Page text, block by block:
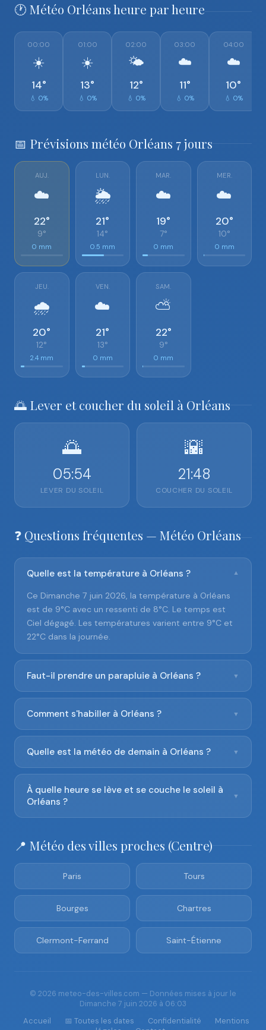
🕐 Météo Orléans heure par heure
00:00
☀️
14°
💧 0%
01:00
☀️
13°
💧 0%
02:00
🌤️
12°
💧 0%
03:00
☁️
11°
💧 0%
04:00
☁️
10°
💧 0%
📅 Prévisions météo Orléans 7 jours
AUJ.
☁️
22°
9°
0 mm
LUN.
🌦️
21°
14°
0.5 mm
MAR.
☁️
19°
7°
0 mm
MER.
☁️
20°
10°
0 mm
JEU.
🌧️
20°
12°
2.4 mm
VEN.
☁️
21°
13°
0 mm
SAM.
⛅
22°
9°
0 mm
🌅 Lever et coucher du soleil à Orléans
🌅
05:54
LEVER DU SOLEIL
🌇
21:48
COUCHER DU SOLEIL
❓ Questions fréquentes — Météo Orléans
Quelle est la température à Orléans ? ▼
Ce Dimanche 7 juin 2026, la température à Orléans
est de 9°C avec un ressenti de 8°C. Le temps est
Ciel dégagé. Les températures varient entre 9°C et
22°C dans la journée.
Faut-il prendre un parapluie à Orléans ? ▼
Comment s'habiller à Orléans ? ▼
Quelle est la météo de demain à Orléans ? ▼
À quelle heure se lève et se couche le soleil à
Orléans ?
▼
📍 Météo des villes proches (Centre)
Paris Tours
Bourges Chartres
Clermont-Ferrand Saint-Étienne
© 2026 meteo-des-villes.com — Données mises à jour le
Dimanche 7 juin 2026 à 06:03
Accueil
📅 Toutes les dates Confidentialité
Mentions